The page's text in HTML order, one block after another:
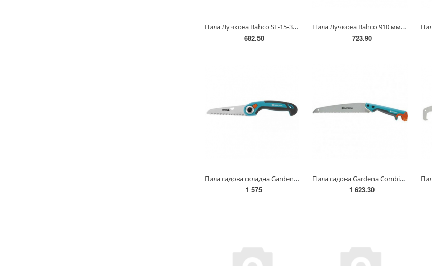
Пила Лучкова Bahсo SE-15-32(SE-15-32)
682.50
Пила Лучкова Bahco 910 мм(SE-15-36-23)
723.90
Пила садова складна Gardena 135 Р(08742-20.000.00)
1 575
Пила садова Gardena Combisystem 300 PP(08737-20.000.00)
1 623.30